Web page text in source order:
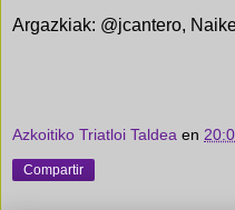
Argazkiak: @jcantero,
Azkoitiko Triatloi Taldea en
Compartir